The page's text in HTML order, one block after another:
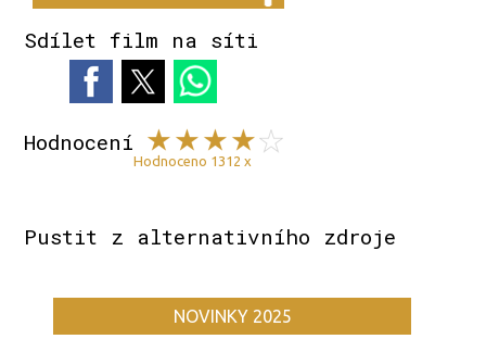
Sdílet film na síti
Hodnocení
Hodnoceno 1312 x
Pustit z alternativního zdroje
NOVINKY 2025